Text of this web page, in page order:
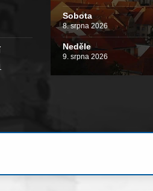
Sobota
8. srpna 2026
Neděle
9. srpna 2026